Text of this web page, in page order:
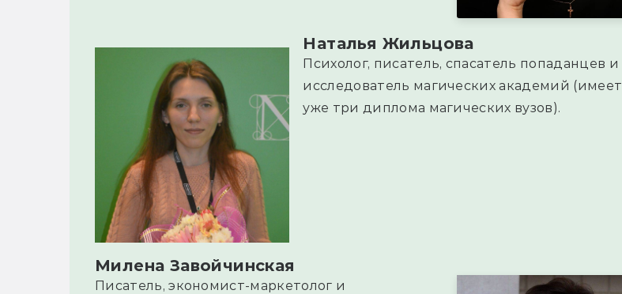
Наталья Жильцова
Психолог, писатель, спасатель попаданцев и
исследователь магических академий (имеет
уже три диплома магических вузов).
Милена Завойчинская
Писатель, экономист-маркетолог и